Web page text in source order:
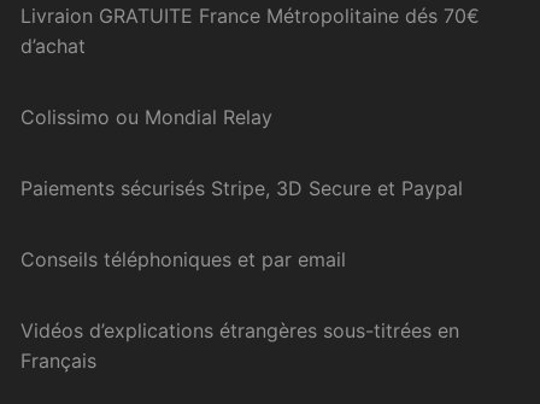
Livraion GRATUITE France Métropolitaine dés 70€
d’achat
Colissimo ou Mondial Relay
Paiements sécurisés Stripe, 3D Secure et Paypal
Conseils téléphoniques et par email
Vidéos d’explications étrangères sous-titrées en
Français